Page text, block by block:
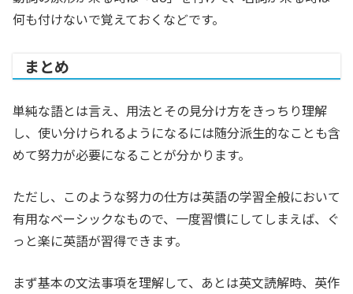
何も付けないで覚えておくなどです。
まとめ
単純な語とは言え、用法とその見分け方をきっちり理解
し、使い分けられるようになるには随分派生的なことも含
めて努力が必要になることが分かります。
ただし、このような努力の仕方は英語の学習全般において
有用なベーシックなもので、一度習慣にしてしまえば、ぐ
っと楽に英語が習得できます。
まず基本の文法事項を理解して、あとは英文読解時、英作